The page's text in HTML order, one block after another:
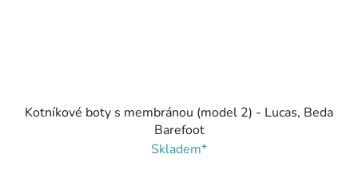
Kotníkové boty s membránou (model 2) - Lucas, Beda
Barefoot
Skladem*